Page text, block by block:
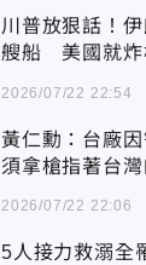
川普放狠話！
艘船 美國就炸
2026/07/22 22:54
黃仁勳：台廠
須拿槍指著台灣
2026/07/22 22:06
5人接力救溺全